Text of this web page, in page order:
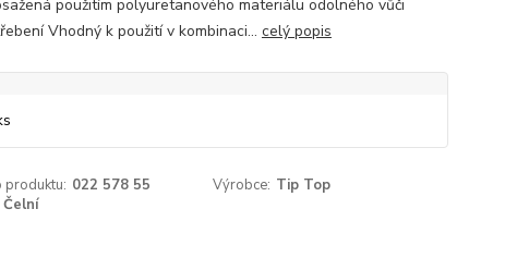
použitím polyuretanového materiálu odolného vůči
Vhodný k použití v kombinaci... celý popis
produktu: 022 578 55 Výrobce: Tip Top
Čelní